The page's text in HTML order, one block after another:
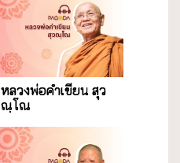
หลวงพ่อคำเขียน สุว
ณฺโณ